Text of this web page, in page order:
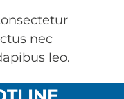
nec
leo.